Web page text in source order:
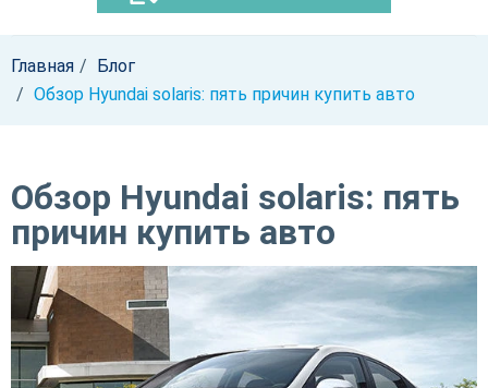
Главная
Блог
Обзор Hyundai solaris: пять причин купить авто
Обзор Hyundai solaris: пять
причин купить авто